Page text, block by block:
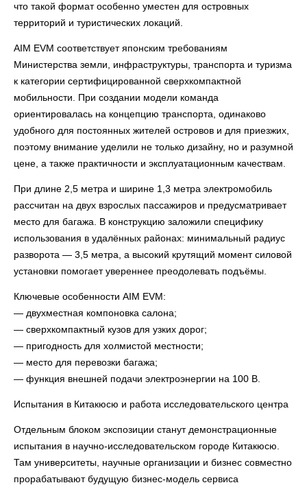
что такой формат особенно уместен для островных
территорий и туристических локаций.
AIM EVM соответствует японским требованиям
Министерства земли, инфраструктуры, транспорта и туризма
к категории сертифицированной сверхкомпактной
мобильности. При создании модели команда
ориентировалась на концепцию транспорта, одинаково
удобного для постоянных жителей островов и для приезжих,
поэтому внимание уделили не только дизайну, но и разумной
цене, а также практичности и эксплуатационным качествам.
При длине 2,5 метра и ширине 1,3 метра электромобиль
рассчитан на двух взрослых пассажиров и предусматривает
место для багажа. В конструкцию заложили специфику
использования в удалённых районах: минимальный радиус
разворота — 3,5 метра, а высокий крутящий момент силовой
установки помогает увереннее преодолевать подъёмы.
Ключевые особенности AIM EVM:
— двухместная компоновка салона;
— сверхкомпактный кузов для узких дорог;
— пригодность для холмистой местности;
— место для перевозки багажа;
— функция внешней подачи электроэнергии на 100 В.
Испытания в Китакюсю и работа исследовательского центра
Отдельным блоком экспозиции станут демонстрационные
испытания в научно-исследовательском городе Китакюсю.
Там университеты, научные организации и бизнес совместно
прорабатывают будущую бизнес-модель сервиса